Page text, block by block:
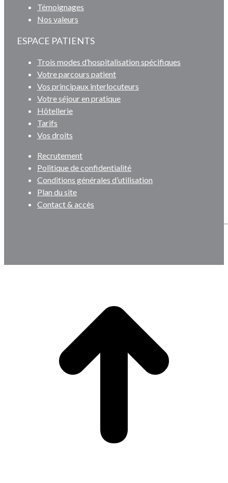
Témoignages
Nos valeurs
ESPACE PATIENTS
Trois modes d’hospitalisation spécifiques
Votre parcours patient
Vos principaux interlocuteurs
Votre séjour en pratique
Hôtellerie
Tarifs
Vos droits
Recrutement
Politique de confidentialité
Conditions générales d’utilisation
Plan du site
Contact & accès